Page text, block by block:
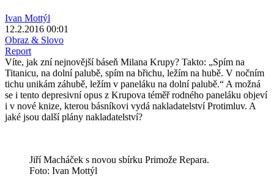
Ivan Mottýl
12.2.2016 00:01
Obraz & Slovo
Report
Víte, jak zní nejnovější báseň Milana Krupy? Takto: „Spím na
Titanicu, na dolní palubě, spím na břichu, ležím na hubě. V nočním
tichu unikám záhubě, ležím v paneláku na dolní palubě.“ A možná
se i tento depresivní opus z Krupova téměř rodného paneláku objeví
i v nové knize, kterou básníkovi vydá nakladatelství Protimluv. A
jaké jsou další plány nakladatelství?
Jiří Macháček s novou sbírku Primože Repara.
Foto: Ivan Mottýl